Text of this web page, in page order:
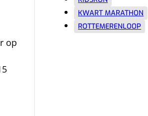
op
KWART MARATHON
ROTTEMERENLOOP